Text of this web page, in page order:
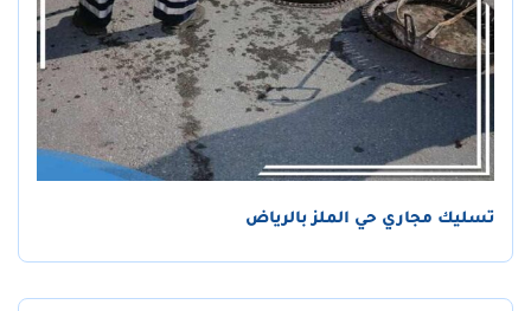
تسليك مجاري حي الملز بالرياض